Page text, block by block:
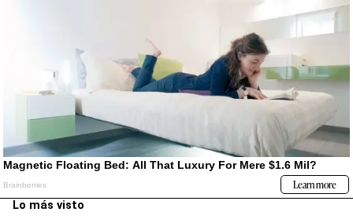
Lo más visto